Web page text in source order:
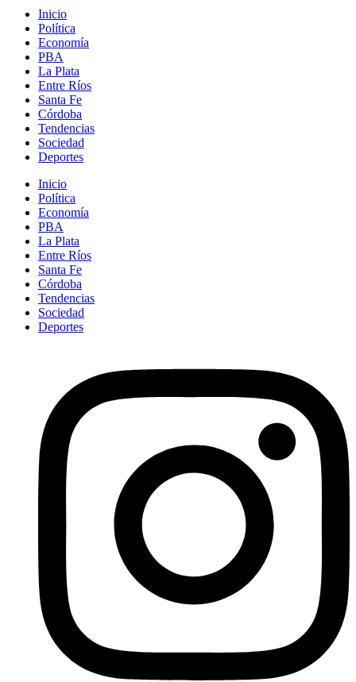
Inicio
Política
Economía
PBA
La Plata
Entre Ríos
Santa Fe
Córdoba
Tendencias
Sociedad
Deportes
Inicio
Política
Economía
PBA
La Plata
Entre Ríos
Santa Fe
Córdoba
Tendencias
Sociedad
Deportes